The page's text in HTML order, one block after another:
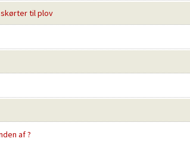
skørter til plov
af ?